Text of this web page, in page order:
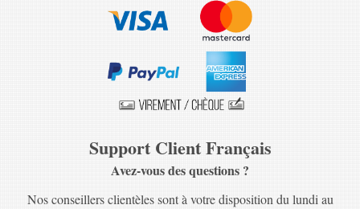
Support Client Français
Avez-vous des questions ?
Nos conseillers clientèles sont à votre disposition du lundi au